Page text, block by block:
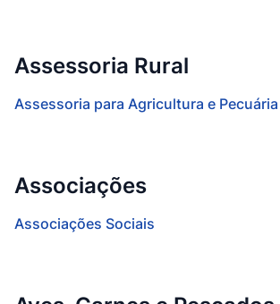
Assessoria Rural
Assessoria para Agricultura e Pecuária
Associações
Associações Sociais